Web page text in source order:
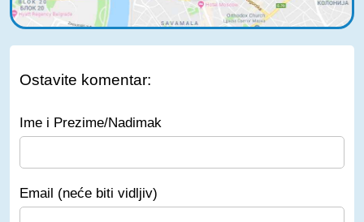
Ostavite komentar:
Ime i Prezime/Nadimak
Email (neće biti vidljiv)